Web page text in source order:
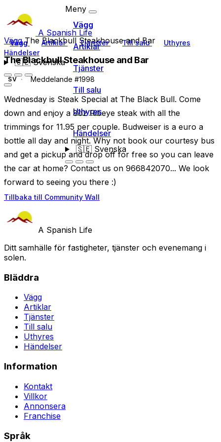
A Spanish Life
Vägg Artiklar Tjänster Till salu
Uthyres
Händelser
🇸🇪Svenska
Meny
Vägg
Artiklar
Tjänster
Till salu
Uthyres
Händelser
🇸🇪Svenska
VäggThe Blackbull Steakhouse and Bar
The Blackbull Steakhouse and Bar
SV Meddelande #1998
Wednesday is Steak Special at The Black Bull. Come
down and enjoy a 8oz Ribeye steak with all the
trimmings for 11.95 per couple. Budweiser is a euro a
bottle all day and night. Why not book our courtesy bus
and get a pickup and drop off for free so you can leave
the car at home? Contact us on 966842070... We look
forward to seeing you there :)
Tillbaka till Community Wall
A Spanish Life
Ditt samhälle för fastigheter, tjänster och evenemang i
solen.
Bläddra
Vägg
Artiklar
Tjänster
Till salu
Uthyres
Händelser
Information
Kontakt
Villkor
Annonsera
Franchise
Språk